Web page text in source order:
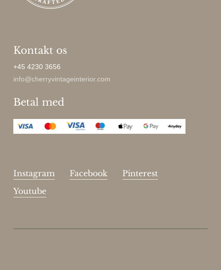
Kontakt os
+45 4230 3656
info@cherryvintageinterior.com
Betal med
Instagram Facebook
Pinterest
Youtube